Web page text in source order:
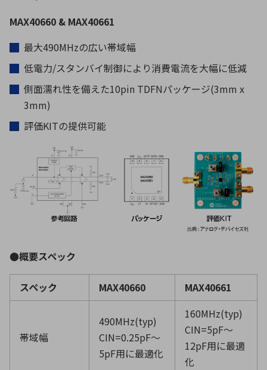
MAX40660 & MAX40661
最大490MHzの広い帯域幅
低電力/スタンバイ制御により消費電流を大幅に低減
側面濡れ性を備えた10pin TDFNパッケージ(3mm x
3mm)
評価KITの提供可能
●概要スペック
スペック MAX40660 MAX40661
帯域幅
490MHz(typ)
CIN=0.25pF〜
5pF用に最適化
160MHz(typ)
CIN=5pF〜
12pF用に最適
化